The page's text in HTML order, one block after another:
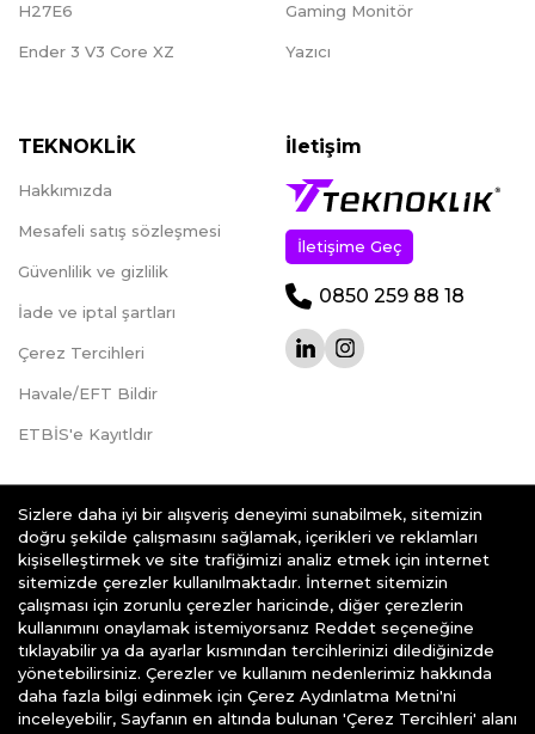
H27E6
Ender 3 V3 Core XZ
Gaming Monitör
Yazıcı
TEKNOKLİK
Hakkımızda
Mesafeli satış sözleşmesi
Güvenlilik ve gizlilik
İade ve iptal şartları
Çerez Tercihleri
Havale/EFT Bildir
ETBİS'e Kayıtldır
İletişim
İletişime Geç
0850 259 88 18
teknoklik.com © 2026 - Her Hakkı Saklıdır.
e-ticaret alt yapısı ile hazırlanmıştır
Sizlere daha iyi bir alışveriş deneyimi sunabilmek, sitemizin
doğru şekilde çalışmasını sağlamak, içerikleri ve reklamları
kişiselleştirmek ve site trafiğimizi analiz etmek için internet
sitemizde çerezler kullanılmaktadır. İnternet sitemizin
çalışması için zorunlu çerezler haricinde, diğer çerezlerin
kullanımını onaylamak istemiyorsanız Reddet seçeneğine
tıklayabilir ya da ayarlar kısmından tercihlerinizi dilediğinizde
yönetebilirsiniz. Çerezler ve kullanım nedenlerimiz hakkında
daha fazla bilgi edinmek için Çerez Aydınlatma Metni'ni
inceleyebilir, Sayfanın en altında bulunan 'Çerez Tercihleri' alanı